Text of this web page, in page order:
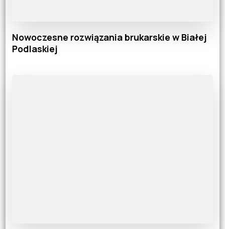
Nowoczesne rozwiązania brukarskie w Białej
Podlaskiej